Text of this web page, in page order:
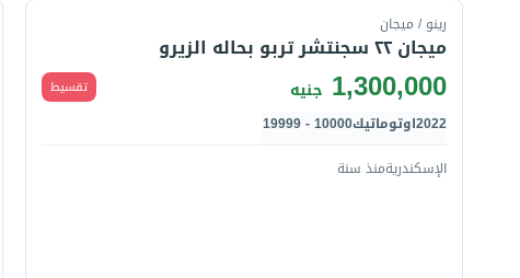
رينو / ميجان
ميجان ٢٢ سجنتشر تربو بحاله الزيرو
1,300,000 جنيه تقسيط
2022اوتوماتيك10000 - 19999
الإسكندريةمنذ سنة